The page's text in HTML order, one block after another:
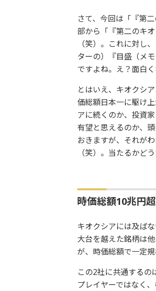
さて、今回は「『第
部から「『第二のキ
（笑）。これに対し
ターの）『目盛（メ
ですよね。え？面白
とはいえ、キオクシ
価総額日本一に駆け
アに続くのか、投資
有望と思えるのか、
おきますが、それが
（笑）。当たるかど
時価総額10兆円
キオクシアには及ば
大台を越えた銘柄は
が、時価総額で一定
この2社に共通する
プレイヤーではなく